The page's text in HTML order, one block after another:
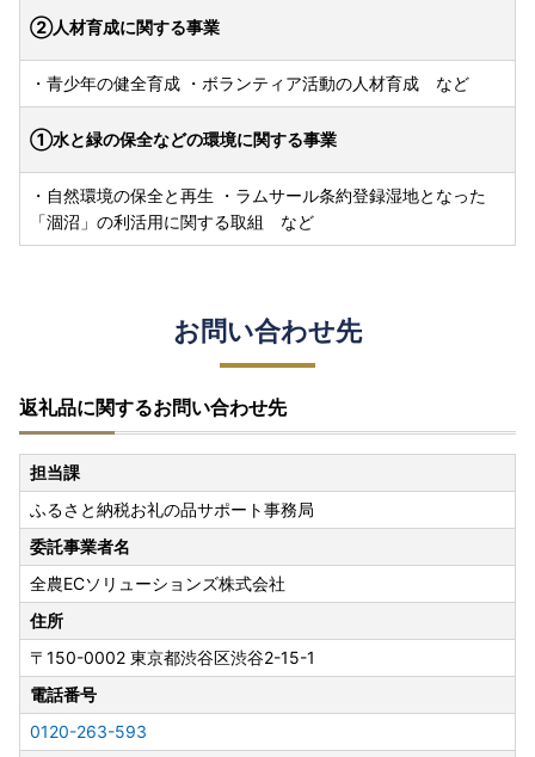
②人材育成に関する事業
・青少年の健全育成 ・ボランティア活動の人材育成 など
①水と緑の保全などの環境に関する事業
・自然環境の保全と再生 ・ラムサール条約登録湿地となった
「涸沼」の利活用に関する取組 など
お問い合わせ先
返礼品に関するお問い合わせ先
担当課
ふるさと納税お礼の品サポート事務局
委託事業者名
全農ECソリューションズ株式会社
住所
〒150-0002 東京都渋谷区渋谷2-15-1
電話番号
0120-263-593